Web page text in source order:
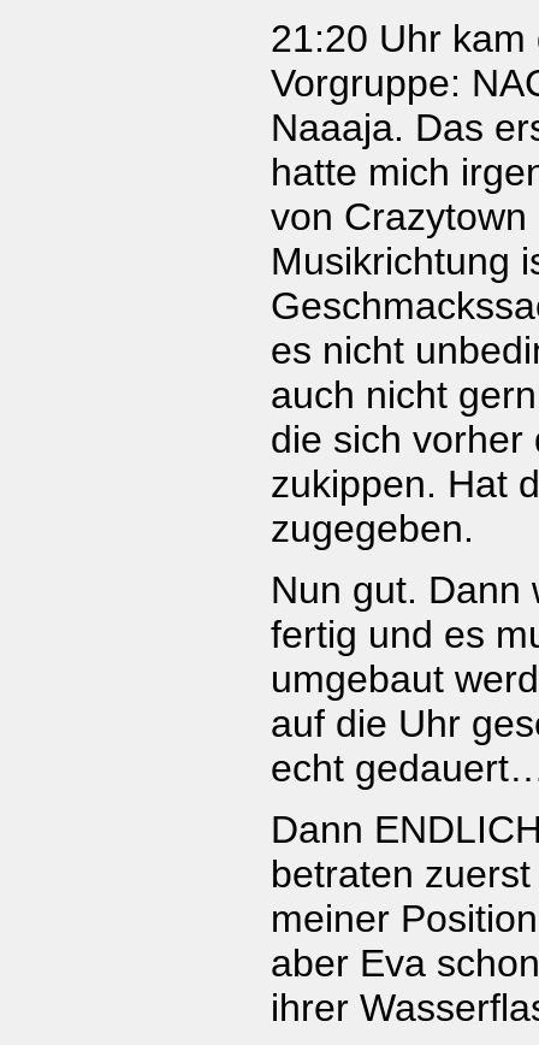
21:20 Uhr kam
Vorgruppe:
Naaaja. Das
hatte mich
von
Musikrichtung
es nicht
auch nicht
die sich vorher
zukippen. Hat
zugegeben.
Nun gut. Dann
fertig und es
umgebaut
auf die Uhr
echt
Dann
betraten
meiner
aber Eva
ihrer